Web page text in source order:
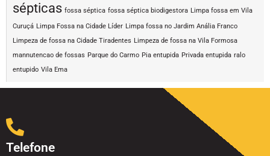
sépticas fossa séptica fossa séptica biodigestora Limpa fossa em Vila
Curuçá Limpa Fossa na Cidade Líder Limpa fossa no Jardim Anália Franco
Limpeza de fossa na Cidade Tiradentes Limpeza de fossa na Vila Formosa
mannutencao de fossas Parque do Carmo Pia entupida Privada entupida ralo
entupido Vila Ema
Telefone